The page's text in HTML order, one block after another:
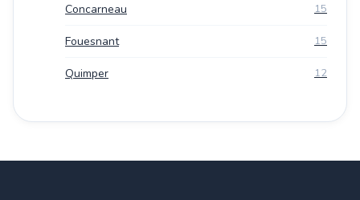
Concarneau 15
Fouesnant 15
Quimper 12